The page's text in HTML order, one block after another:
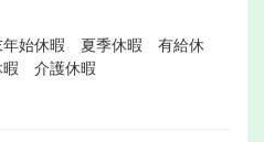
始休暇 夏季休暇 有給休
介護休暇